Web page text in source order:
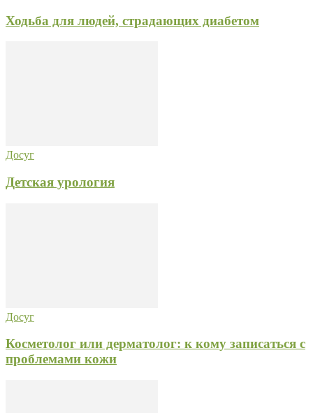
Ходьба для людей, страдающих диабетом
Досуг
Детская урология
Досуг
Косметолог или дерматолог: к кому записаться с
проблемами кожи